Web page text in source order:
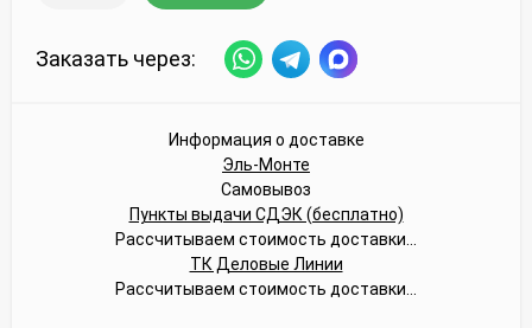
Заказать через:
Информация о доставке
Эль-Монте
Самовывоз
Пункты выдачи СДЭК (бесплатно)
Рассчитываем стоимость доставки...
ТК Деловые Линии
Рассчитываем стоимость доставки...